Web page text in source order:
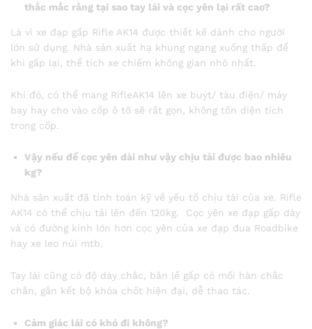
thắc mắc rằng tại sao tay lái và cọc yên lại rất cao?
Là vì xe đạp gấp Rifle AK14 được thiết kế dành cho người
lớn sử dụng. Nhà sản xuất hạ khung ngang xuống thấp để
khi gấp lại, thể tích xe chiếm không gian nhỏ nhất.
Khi đó, có thể mang RifleAK14 lên xe buýt/ tàu điện/ máy
bay hay cho vào cốp ô tô sẽ rất gọn, không tốn diện tích
trong cốp.
Vậy nếu để cọc yên dài như vậy chịu tải được bao nhiêu
kg?
Nhà sản xuất đã tính toán kỹ về yếu tố chịu tải của xe. Rifle
AK14 có thể chịu tải lên đến 120kg. Cọc yên xe đạp gấp dày
và có đường kính lớn hơn cọc yên của xe đạp đua Roadbike
hay xe leo núi mtb.
Tay lái cũng có độ dày chắc, bản lề gấp có mối hàn chắc
chắn, gắn kết bộ khóa chốt hiện đại, dễ thao tác.
Cảm giác lái có khó đi không?